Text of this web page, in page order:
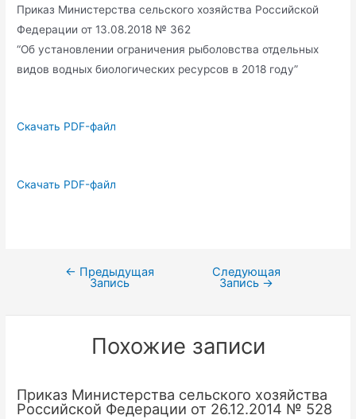
Приказ Министерства сельского хозяйства Российской
Федерации от 13.08.2018 № 362
“Об установлении ограничения рыболовства отдельных
видов водных биологических ресурсов в 2018 году”
Скачать PDF-файл
Скачать PDF-файл
Навигация
записям
← Предыдущая
Запись
Следующая
Запись →
Похожие записи
Приказ Министерства сельского хозяйства
Российской Федерации от 26.12.2014 № 528